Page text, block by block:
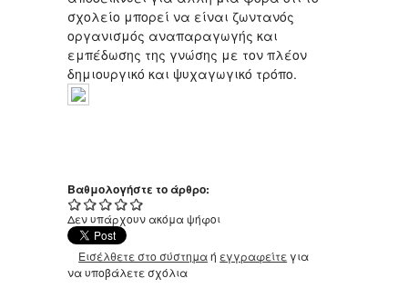
σχολείο μπορεί να είναι ζωντανός
οργανισμός αναπαραγωγής και
εμπέδωσης της γνώσης με τον πλέον
δημιουργικό και ψυχαγωγικό τρόπο.
Βαθμολογήστε το άρθρο:
Δεν υπάρχουν ακόμα ψήφοι
Εισέλθετε στο σύστημαή εγγραφείτε για
να υποβάλετε σχόλια